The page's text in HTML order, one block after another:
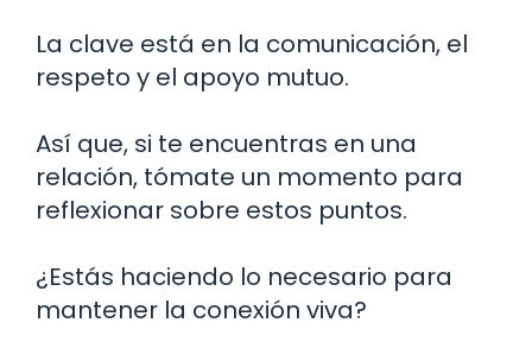
La clave está en la comunicación, el
respeto y el apoyo mutuo.
Así que, si te encuentras en una
relación, tómate un momento para
reflexionar sobre estos puntos.
¿Estás haciendo lo necesario para
mantener la conexión viva?